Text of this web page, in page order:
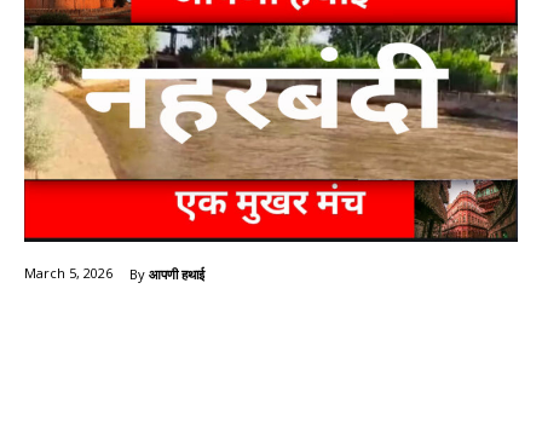
March 5, 2026 By आपणी हथाई